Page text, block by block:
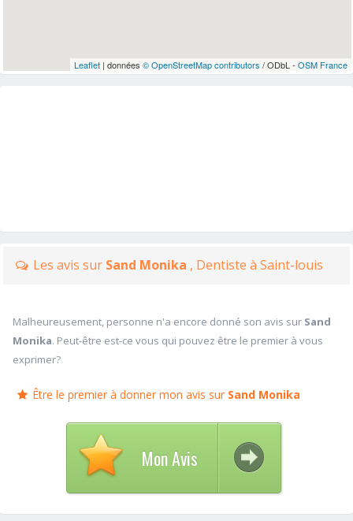
Leaflet| données © OpenStreetMap contributors / ODbL - OSM France
Les avis sur Sand Monika , Dentiste à Saint-louis
Malheureusement, personne n'a encore donné son avis sur Sand
Monika. Peut-être est-ce vous qui pouvez être le premier à vous
exprimer?
Être le premier à donner mon avis sur Sand Monika
Mon Avis